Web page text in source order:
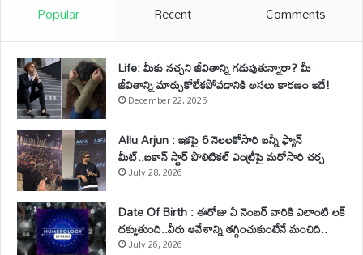
Popular Recent Comments
Life: మీకు నచ్చని జీవితాన్ని గడుపుతున్నారా? మీ
జీవితాన్ని మార్చుకోలేకపోవడానికి అసలు కారణం ఇదే!
December 22, 2025
Allu Arjun : ఇకపై 6 నెలలకోసారి బన్నీ ఫ్యాన్
మీట్..ఐకాన్ స్టార్ పొలిటికల్ ఎంట్రీపై మరోసారి చర్చ
July 28, 2026
Date Of Birth : ఈరోజు ఏ నెంబర్ వారికి ఎలాంటి లక్
దక్కుతుంది..వీరు ఆవేశాన్ని తగ్గించుకుంటేనే మంచిది..
July 26, 2026